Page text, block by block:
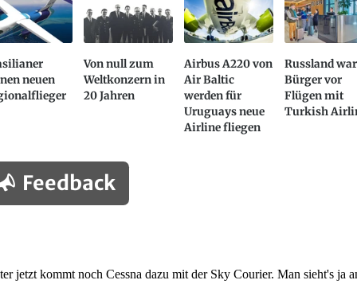
neuen
Von null zum
Weltkonzern in
20 Jahren
Airbus A220 von
Air Baltic
werden für
Uruguays neue
Airline fliegen
Russland
Bürger vor
Flügen mit
Turkish
Feedback